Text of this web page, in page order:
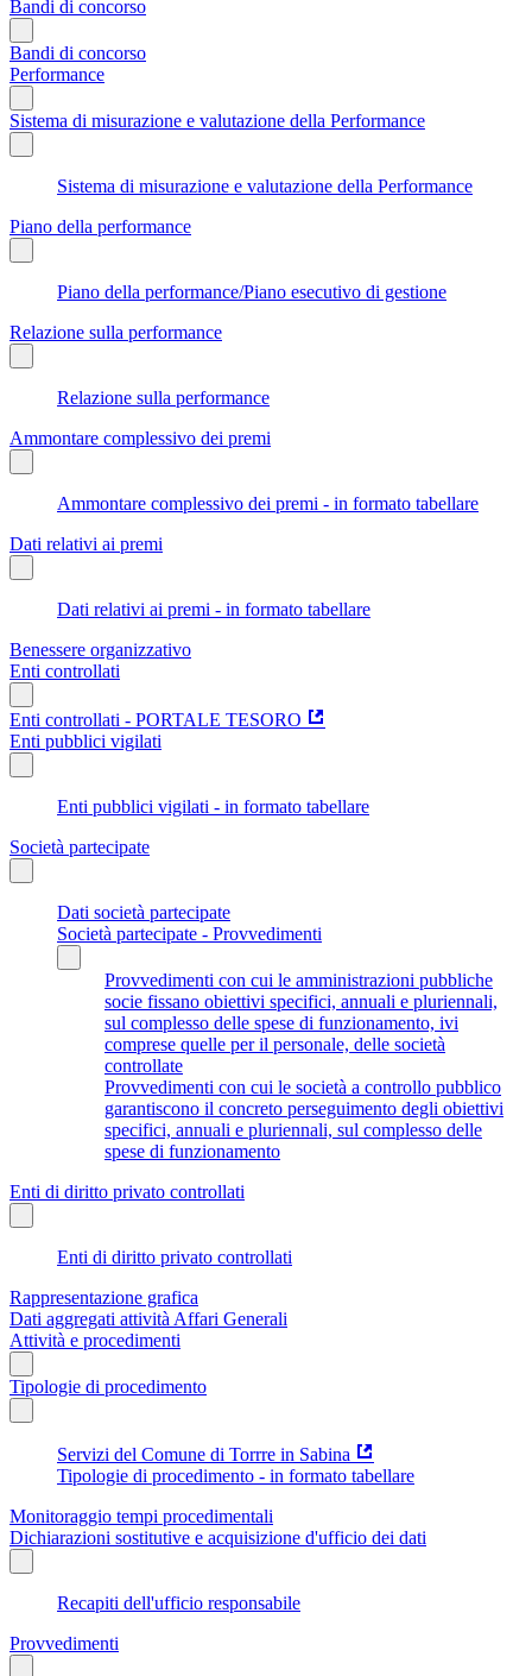
Bandi di concorso
Bandi di concorso
Performance
Sistema di misurazione e valutazione della Performance
Sistema di misurazione e valutazione della Performance
Piano della performance
Piano della performance/Piano esecutivo di gestione
Relazione sulla performance
Relazione sulla performance
Ammontare complessivo dei premi
Ammontare complessivo dei premi - in formato tabellare
Dati relativi ai premi
Dati relativi ai premi - in formato tabellare
Benessere organizzativo
Enti controllati
Enti controllati - PORTALE TESORO
Enti pubblici vigilati
Enti pubblici vigilati - in formato tabellare
Società partecipate
Dati società partecipate
Società partecipate - Provvedimenti
Provvedimenti con cui le amministrazioni pubbliche
socie fissano obiettivi specifici, annuali e pluriennali,
sul complesso delle spese di funzionamento, ivi
comprese quelle per il personale, delle società
controllate
Provvedimenti con cui le società a controllo pubblico
garantiscono il concreto perseguimento degli obiettivi
specifici, annuali e pluriennali, sul complesso delle
spese di funzionamento
Enti di diritto privato controllati
Enti di diritto privato controllati
Rappresentazione grafica
Dati aggregati attività Affari Generali
Attività e procedimenti
Tipologie di procedimento
Servizi del Comune di Torrre in Sabina
Tipologie di procedimento - in formato tabellare
Monitoraggio tempi procedimentali
Dichiarazioni sostitutive e acquisizione d'ufficio dei dati
Recapiti dell'ufficio responsabile
Provvedimenti